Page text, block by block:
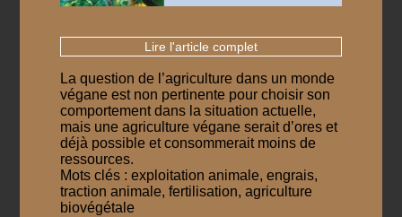
Lire l'article complet
La question de l’agriculture dans un monde
végane est non pertinente pour choisir son
comportement dans la situation actuelle,
mais une agriculture végane serait d’ores et
déjà possible et consommerait moins de
ressources.
Mots clés : exploitation animale, engrais,
traction animale, fertilisation, agriculture
biovégétale